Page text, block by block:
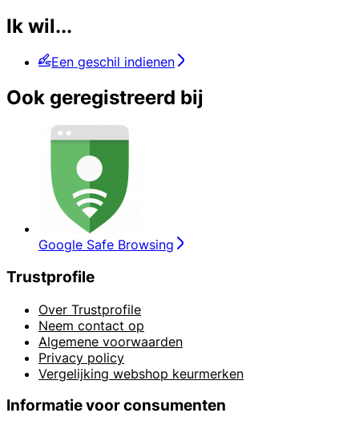
Ik wil...
Een geschil indienen
Ook geregistreerd bij
Google Safe Browsing
Trustprofile
Over Trustprofile
Neem contact op
Algemene voorwaarden
Privacy policy
Vergelijking webshop keurmerken
Informatie voor consumenten